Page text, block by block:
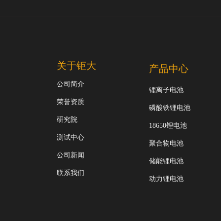
关于钜大
公司简介
荣誉资质
研究院
测试中心
公司新闻
联系我们
产品中心
锂离子电池
磷酸铁锂电池
18650锂电池
聚合物电池
储能锂电池
动力锂电池